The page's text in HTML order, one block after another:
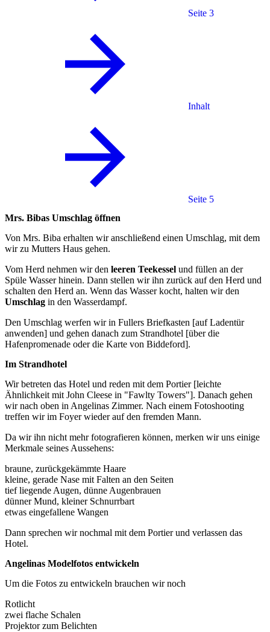
Seite 3
Inhalt
Seite 5
Mrs. Bibas Umschlag öffnen
Von Mrs. Biba erhalten wir anschließend einen Umschlag, mit dem
wir zu Mutters Haus gehen.
Vom Herd nehmen wir den leeren Teekessel und füllen an der
Spüle Wasser hinein. Dann stellen wir ihn zurück auf den Herd und
schalten den Herd an. Wenn das Wasser kocht, halten wir den
Umschlag in den Wasserdampf.
Den Umschlag werfen wir in Fullers Briefkasten [auf Ladentür
anwenden] und gehen danach zum Strandhotel [über die
Hafenpromenade oder die Karte von Biddeford].
Im Strandhotel
Wir betreten das Hotel und reden mit dem Portier [leichte
Ähnlichkeit mit John Cleese in "Fawlty Towers"]. Danach gehen
wir nach oben in Angelinas Zimmer. Nach einem Fotoshooting
treffen wir im Foyer wieder auf den fremden Mann.
Da wir ihn nicht mehr fotografieren können, merken wir uns einige
Merkmale seines Aussehens:
braune, zurückgekämmte Haare
kleine, gerade Nase mit Falten an den Seiten
tief liegende Augen, dünne Augenbrauen
dünner Mund, kleiner Schnurrbart
etwas eingefallene Wangen
Dann sprechen wir nochmal mit dem Portier und verlassen das
Hotel.
Angelinas Modelfotos entwickeln
Um die Fotos zu entwickeln brauchen wir noch
Rotlicht
zwei flache Schalen
Projektor zum Belichten